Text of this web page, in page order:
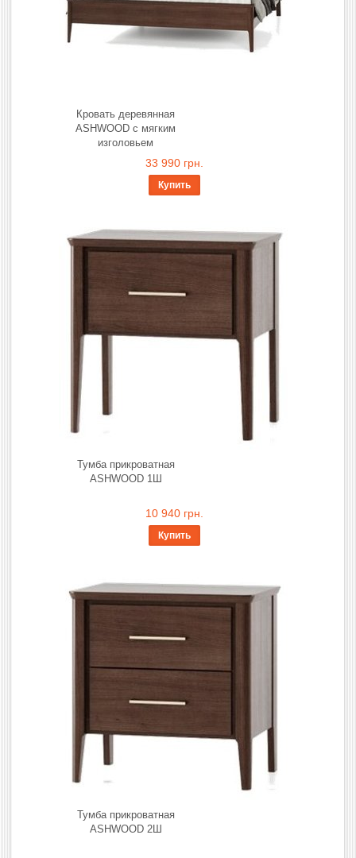
Кровать деревянная
ASHWOOD с мягким
изголовьем
33 990 грн.
Купить
Тумба прикроватная
ASHWOOD 1Ш
10 940 грн.
Купить
Тумба прикроватная
ASHWOOD 2Ш